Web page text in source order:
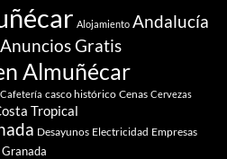
Alojamiento Andalucía
Anuncios Gratis
Almuñécar
Cafetería casco histórico Cenas Cervezas
Tropical
Desayunos Electricidad Empresas
Granada